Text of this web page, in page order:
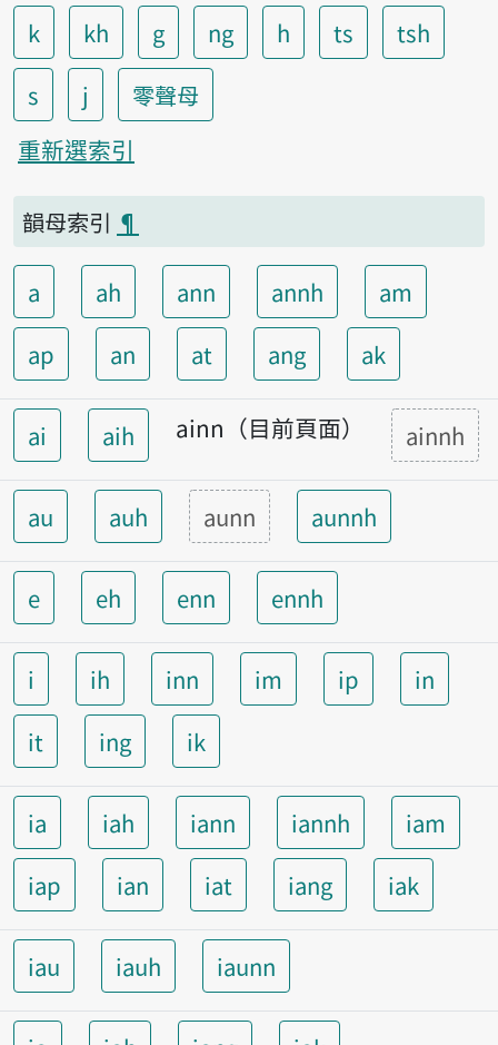
k
kh g ng h ts
tsh
s
j
零聲母
重新選索引
韻母索引 ¶
a ah ann annh
am
ap
an at ang ak
ai aih ainn（目前頁面） ainnh
au auh aunn aunnh
e eh enn ennh
i ih inn im ip
in
it
ing ik
ia iah iann iannh
iam
iap
ian iat iang iak
iau iauh iaunn